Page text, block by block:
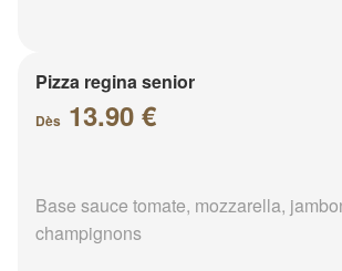
Pizza regina senior
Dès 13.90 €
Base sauce tomate, mozzarella,
champignons